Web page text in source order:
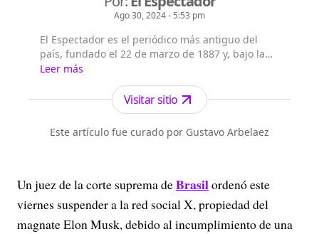
Ago 30, 2024 - 5:53 pm
El Espectador es el periódico más antiguo del
país, fundado el 22 de marzo de 1887 y, bajo la
dirección de Fidel Cano, es considerado uno de
los periódicos más serios y profesionales por su
independencia, credibilidad y objetividad.
Leer más
Visitar sitio
Este artículo fue curado por Gustavo Arbelaez
Un juez de la corte suprema deBrasilordenó este
viernes suspender a la red social X, propiedad del
magnate Elon Musk, debido al incumplimiento de una